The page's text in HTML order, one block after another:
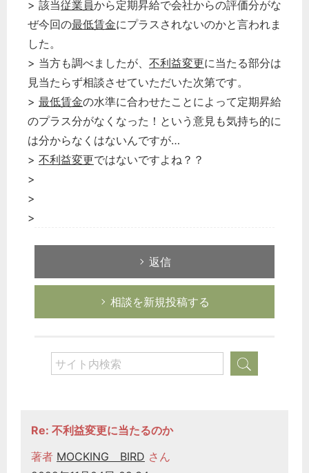
> 該当従業員から定期昇給で会社からの評価分がな
ぜ今回の最低賃金にプラスされないのかと言われま
した。
> 当方も調べましたが、 不利益変更に当たる部分は
見当たらず相談させていただいた次第です。
> 最低賃金の水準に合わせたことによって定期昇給
のプラス分がなくなった！という意見も気持ち的に
は分からなくはないんですが…
> 不利益変更ではないですよね？？
>
>
>
返信
相談を新規投稿する
Re: 不利益変更に当たるのか
著者 MOCKING BIRD さん